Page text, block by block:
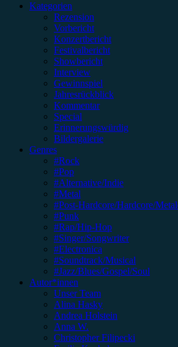
Kategorien
Rezension
Vorbericht
Konzertbericht
Festivalbericht
Showbericht
Interview
Gewinnspiel
Jahresrückblick
Kommentar
Special
Erinnerungswürdig
Bildergalerie
Genres
#Rock
#Pop
#Alternative/Indie
#Metal
#Post-Hardcore/Hardcore/
#Punk
#Rap/Hip-Hop
#Singer/Songwriter
#Electronica
#Soundtrack/Musical
#Jazz/Blues/Gospel/Soul
Autor*innen
Unser Team
Alina Hasky
Andrea Holstein
Anna W.
Christopher Filipecki